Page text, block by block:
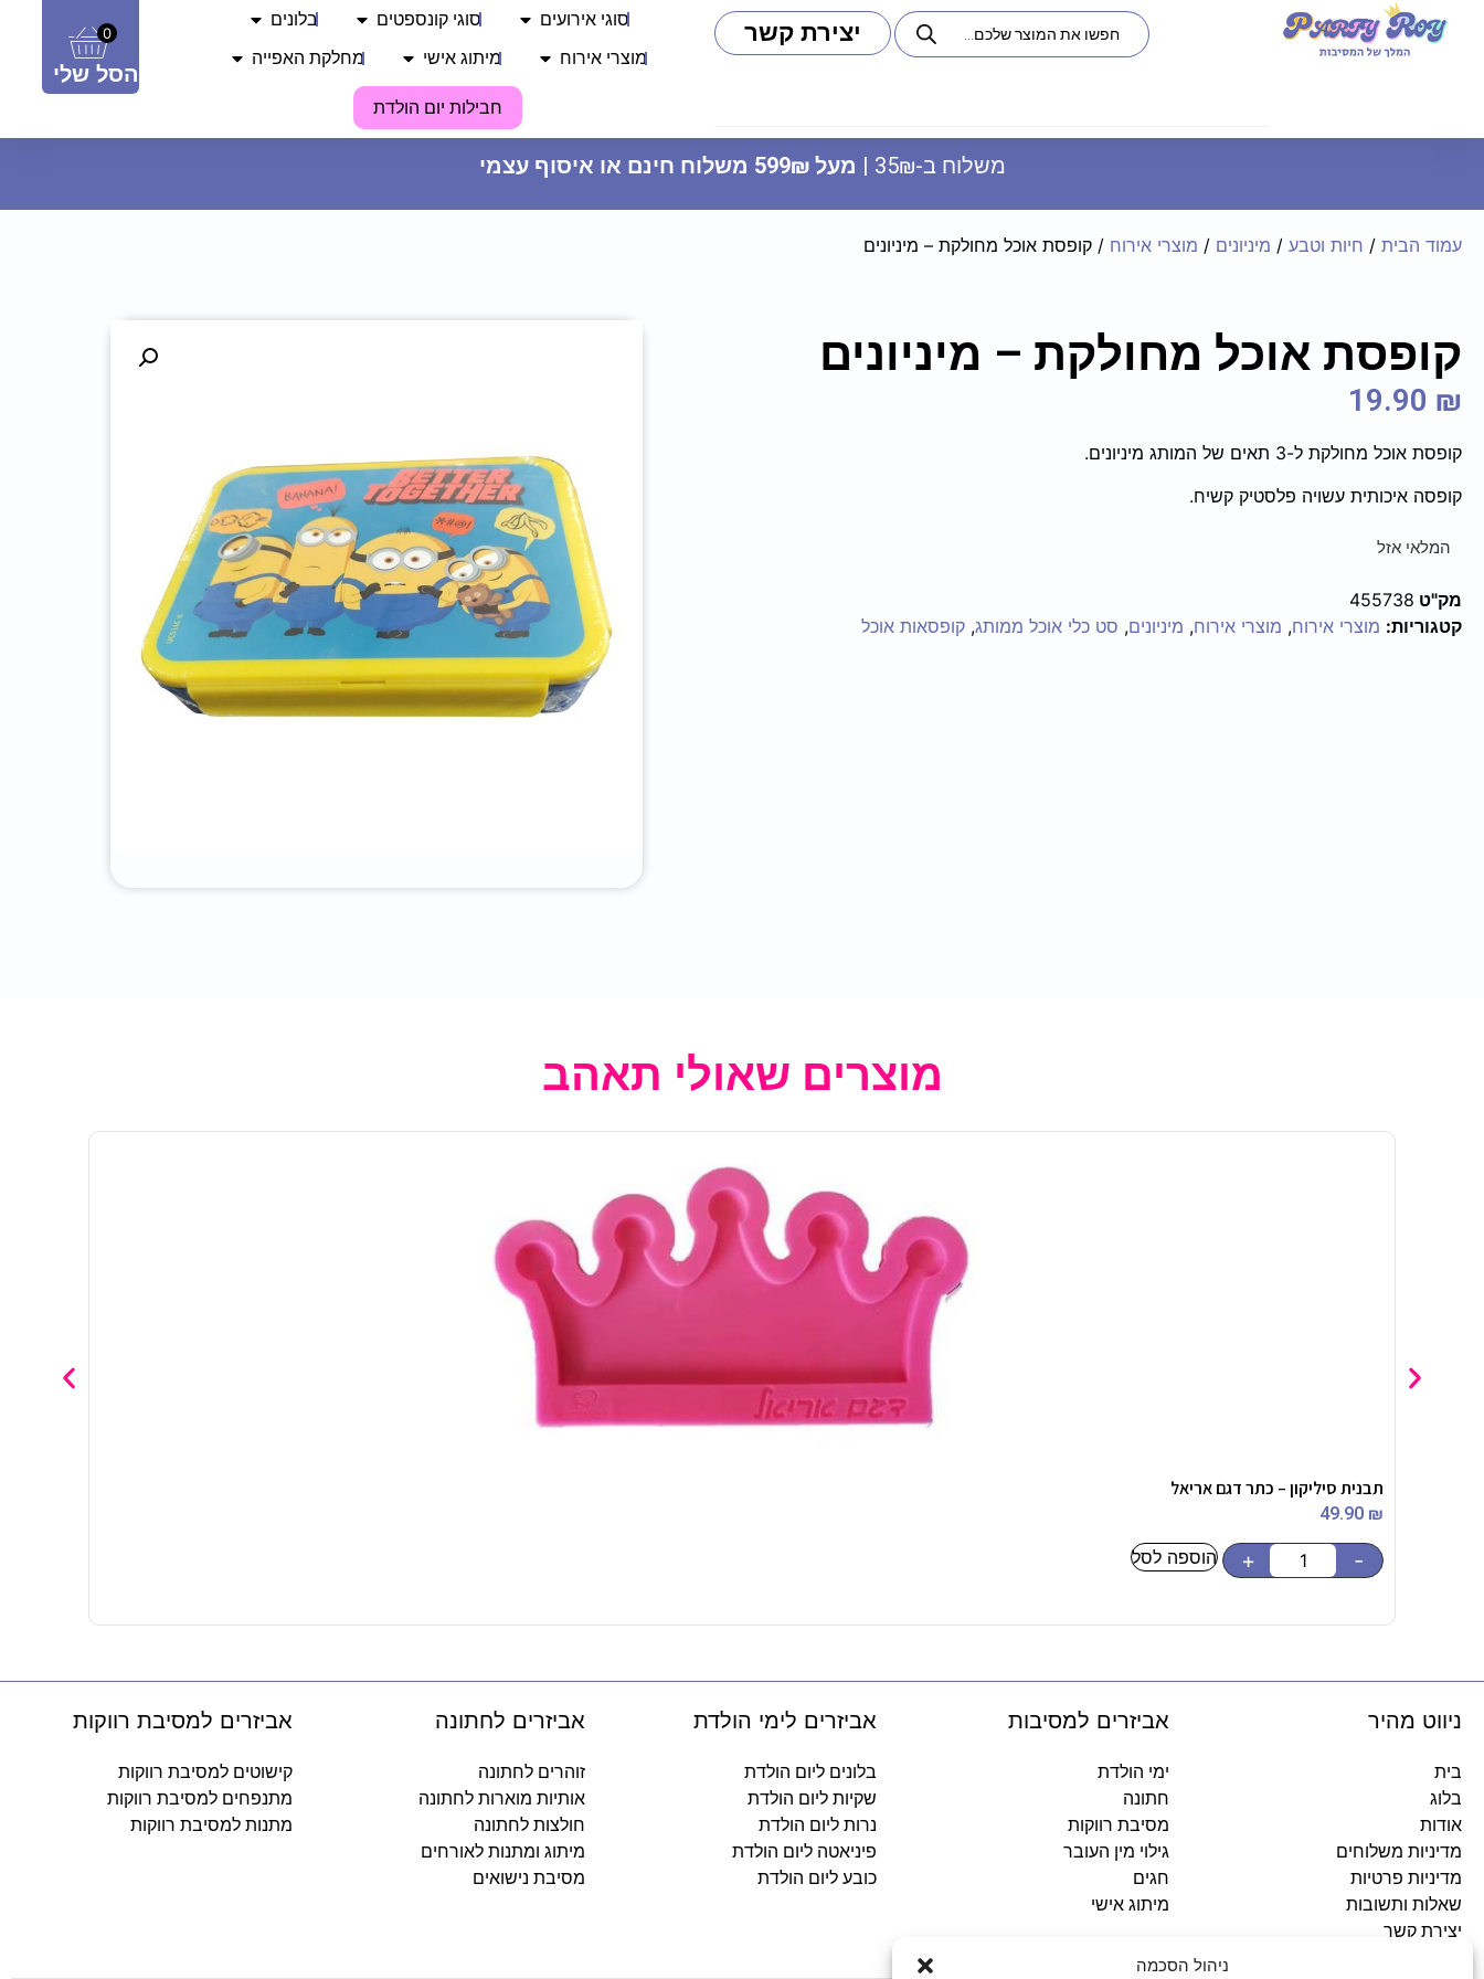
ניהול הסכמה
כובע מודפס - כתר - ורוד בהיר
0
הסל שלי
יצירת קשר סוגי אירועים סוגי קונספטים בלונים
מוצרי אירוח מיתוג אישי מחלקת האפייה
חבילות יום הולדת
משלוח ב-35₪ | מעל 599₪ משלוח חינם או איסוף עצמי
עמוד הבית / חיות וטבע / מיניונים / מוצרי אירוח / קופסת אוכל מחולקת – מיניונים
קופסת אוכל מחולקת – מיניונים
19.90 ₪
קופסת אוכל מחולקת ל-3 תאים של המותג מיניונים.
קופסה איכותית עשויה פלסטיק קשיח.
המלאי אזל
מק"ט 455738
קטגוריות: מוצרי אירוח, מוצרי אירוח, מיניונים, סט כלי אוכל ממותג, קופסאות אוכל
מוצרים שאולי תאהב
תבנית סיליקון – כתר דגם אריאל
49.90 ₪
-
+ הוספה לסל
ניווט מהיר
בית
בלוג
אודות
מדיניות משלוחים
מדיניות פרטיות
שאלות ותשובות
יצירת קשר
אביזרים למסיבות
ימי הולדת
חתונה
מסיבת רווקות
גילוי מין העובר
חגים
מיתוג אישי
אביזרים לימי הולדת
בלונים ליום הולדת
שקיות ליום הולדת
נרות ליום הולדת
פיניאטה ליום הולדת
כובע ליום הולדת
אביזרים לחתונה
זוהרים לחתונה
אותיות מוארות לחתונה
חולצות לחתונה
מיתוג ומתנות לאורחים
מסיבת נישואים
אביזרים למסיבת רווקות
קישוטים למסיבת רווקות
מתנפחים למסיבת רווקות
מתנות למסיבת רווקות